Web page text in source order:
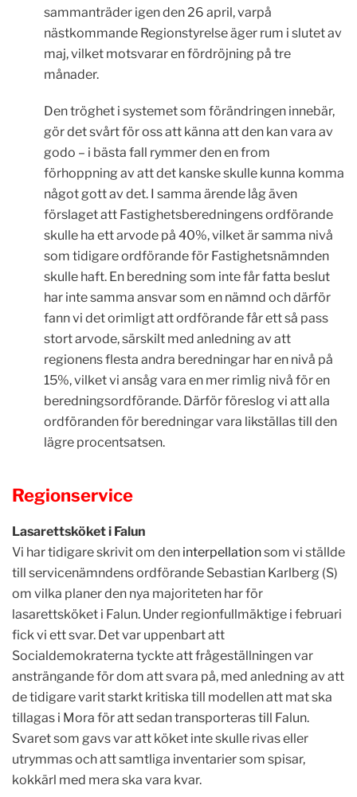
sammanträder igen den 26 april, varpå
nästkommande Regionstyrelse äger rum i slutet av
maj, vilket motsvarar en fördröjning på tre
månader.
Den tröghet i systemet som förändringen innebär,
gör det svårt för oss att känna att den kan vara av
godo – i bästa fall rymmer den en from
förhoppning av att det kanske skulle kunna komma
något gott av det. I samma ärende låg även
förslaget att Fastighetsberedningens ordförande
skulle ha ett arvode på 40%, vilket är samma nivå
som tidigare ordförande för Fastighetsnämnden
skulle haft. En beredning som inte får fatta beslut
har inte samma ansvar som en nämnd och därför
fann vi det orimligt att ordförande får ett så pass
stort arvode, särskilt med anledning av att
regionens flesta andra beredningar har en nivå på
15%, vilket vi ansåg vara en mer rimlig nivå för en
beredningsordförande. Därför föreslog vi att alla
ordföranden för beredningar vara likställas till den
lägre procentsatsen.
Regionservice
Lasarettsköket i Falun
Vi har tidigare skrivit om den interpellationsom vi ställde
till servicenämndens ordförande Sebastian Karlberg (S)
om vilka planer den nya majoriteten har för
lasarettsköket i Falun. Under regionfullmäktige i februari
fick vi ett svar. Det var uppenbart att
Socialdemokraterna tyckte att frågeställningen var
ansträngande för dom att svara på, med anledning av att
de tidigare varit starkt kritiska till modellen att mat ska
tillagas i Mora för att sedan transporteras till Falun.
Svaret som gavs var att köket inte skulle rivas eller
utrymmas och att samtliga inventarier som spisar,
kokkärl med mera ska vara kvar.